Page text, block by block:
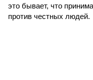
это бывает, что
против честных людей.